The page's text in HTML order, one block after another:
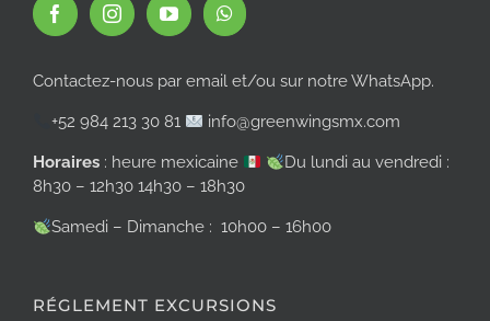
Contactez-nous par email et/ou sur notre WhatsApp.
+52 984 213 30 81 info@greenwingsmx.com
Horaires : heure mexicaine
Du lundi au vendredi :
8h30 – 12h30 14h30 – 18h30
Samedi – Dimanche : 10h00 – 16h00
RÉGLEMENT EXCURSIONS